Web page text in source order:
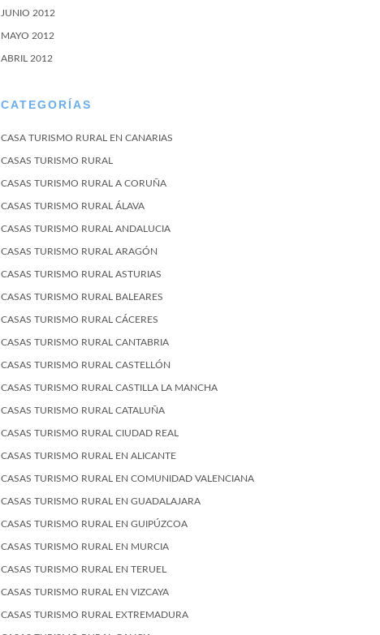
JUNIO 2012
MAYO 2012
ABRIL 2012
CATEGORÍAS
CASA TURISMO RURAL EN CANARIAS
CASAS TURISMO RURAL
CASAS TURISMO RURAL A CORUÑA
CASAS TURISMO RURAL ÁLAVA
CASAS TURISMO RURAL ANDALUCIA
CASAS TURISMO RURAL ARAGÓN
CASAS TURISMO RURAL ASTURIAS
CASAS TURISMO RURAL BALEARES
CASAS TURISMO RURAL CÁCERES
CASAS TURISMO RURAL CANTABRIA
CASAS TURISMO RURAL CASTELLÓN
CASAS TURISMO RURAL CASTILLA LA MANCHA
CASAS TURISMO RURAL CATALUÑA
CASAS TURISMO RURAL CIUDAD REAL
CASAS TURISMO RURAL EN ALICANTE
CASAS TURISMO RURAL EN COMUNIDAD VALENCIANA
CASAS TURISMO RURAL EN GUADALAJARA
CASAS TURISMO RURAL EN GUIPÚZCOA
CASAS TURISMO RURAL EN MURCIA
CASAS TURISMO RURAL EN TERUEL
CASAS TURISMO RURAL EN VIZCAYA
CASAS TURISMO RURAL EXTREMADURA